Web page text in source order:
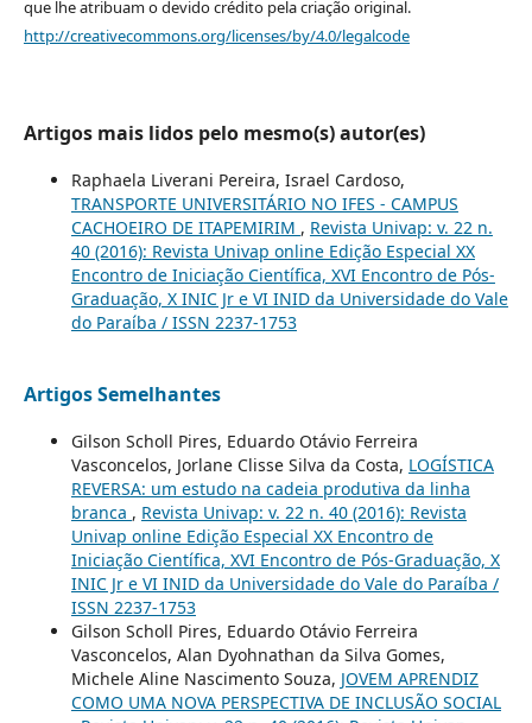
que lhe atribuam o devido crédito pela criação original.
http://creativecommons.org/licenses/by/4.0/legalcode
Artigos mais lidos pelo mesmo(s) autor(es)
Raphaela Liverani Pereira, Israel Cardoso,
TRANSPORTE UNIVERSITÁRIO NO IFES - CAMPUS
CACHOEIRO DE ITAPEMIRIM , Revista Univap: v. 22 n.
40 (2016): Revista Univap online Edição Especial XX
Encontro de Iniciação Científica, XVI Encontro de Pós-
Graduação, X INIC Jr e VI INID da Universidade do Vale
do Paraíba / ISSN 2237-1753
Artigos Semelhantes
Gilson Scholl Pires, Eduardo Otávio Ferreira
Vasconcelos, Jorlane Clisse Silva da Costa, LOGÍSTICA
REVERSA: um estudo na cadeia produtiva da linha
branca , Revista Univap: v. 22 n. 40 (2016): Revista
Univap online Edição Especial XX Encontro de
Iniciação Científica, XVI Encontro de Pós-Graduação, X
INIC Jr e VI INID da Universidade do Vale do Paraíba /
ISSN 2237-1753
Gilson Scholl Pires, Eduardo Otávio Ferreira
Vasconcelos, Alan Dyohnathan da Silva Gomes,
Michele Aline Nascimento Souza, JOVEM APRENDIZ
COMO UMA NOVA PERSPECTIVA DE INCLUSÃO SOCIAL